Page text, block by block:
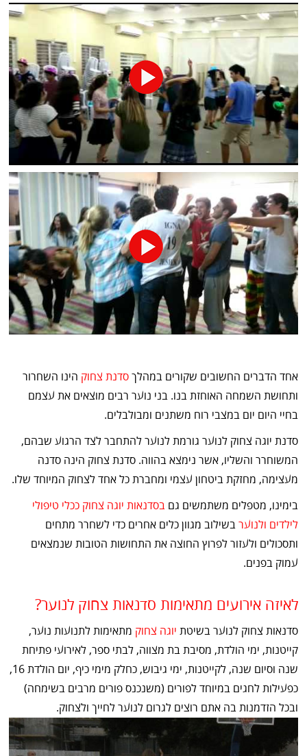
אחד הדברים החשובים שקורים במהלךסדנת צחוק הינו השחרור
ותחושת השמחה האוחזת בנו. בני נוער רבים מוצאים את עצמם
בחיי היום יום במצבי רוח משתנים ומבולבלים.
סדנת יוגה צחוק לנוער גורמת לנוער להתחבר לצד הרגוע שבהם,
המשוחרר והשליו, אשר נימצא בהווה. סדנת צחוק הינה סדנה
מעצימה, מחזקת ביטחון עצמי ומחברת כל אחד לצחוק המיוחד שלו.
בימינו, מטפלים משתמשים גםבסדנאות יוגה צחוק ככלי טיפולי
לילדים ולנוער בשילוב מגוון כלים אחרים כדי לשחרר מתחים
ותסכולים ולעזור לפרוץ החוצה את התחושות הטובות שנמצאים
עמוק בפנים.
לאיזה אירועים מתאימות סדנאות צחוק לנוער?
סדנאות צחוק לנוער בשיטת יוגה צחוק מתאימות לתנועות נוער,
קייטנות, ימי הולדת, מסיבת בת מצווה, לבתי ספר, לאירועי פתיחת
שנה וסיום שנה, לקייטנות, ימי גיבוש, כחלק מימי כיף, יום הולדת 16,
כפעילות לחגים במיוחד לפורים (משנכנס פורים מרבים בשימחה)
ובכל הזדמנות בה אתם רוצים לגרום לנוער לחייך ולצחוק.